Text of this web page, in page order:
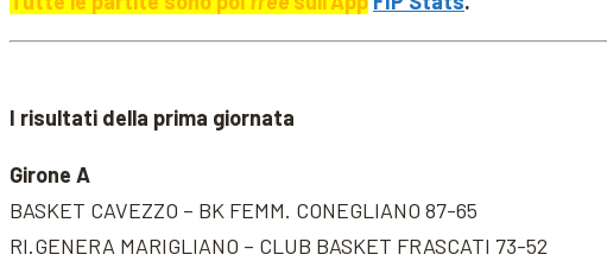
I risultati della prima giornata
Girone A
BASKET CAVEZZO – BK FEMM. CONEGLIANO 87-65
RI.GENERA MARIGLIANO – CLUB BASKET FRASCATI 73-52